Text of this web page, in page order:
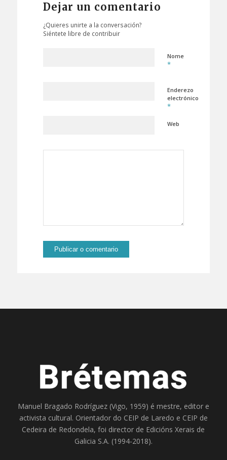
Dejar un comentario
¿Quieres unirte a la conversación?
Siéntete libre de contribuir
Nome
*
Enderezo
electrónico
*
Web
Manuel Bragado Rodríguez (Vigo, 1959) é mestre, editor e
activista cultural. Orientador do CEIP de Laredo e CEIP de
Cedeira de Redondela, foi director de Edicións Xerais de
Galicia S.A. (1994-2018).